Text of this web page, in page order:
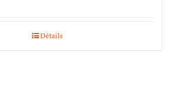
Détails